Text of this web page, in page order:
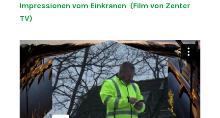
Impressionen vom Einkranen (Film von Zenter
TV)